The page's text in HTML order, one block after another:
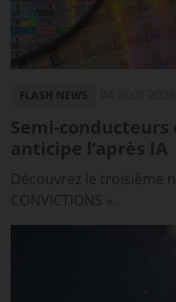
Semi-
anticipe l’après IA
Découvrez le troisième
CONVICTIONS ».